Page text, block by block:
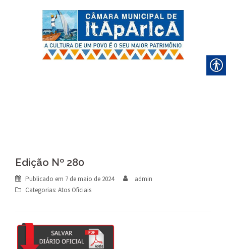
Edição Nº 280
Publicado em 7 de maio de 2024
admin
Categorias: Atos Oficiais